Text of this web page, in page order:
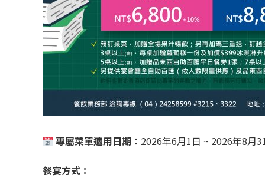
專屬菜單適用日期 ：2026年6月1日 ~ 2026年8月
餐宴方式：